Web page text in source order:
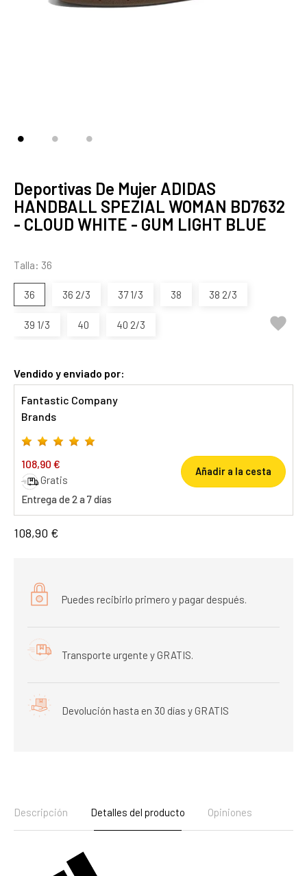
Deportivas De Mujer ADIDAS
HANDBALL SPEZIAL WOMAN BD7632
- CLOUD WHITE - GUM LIGHT BLUE
Talla: 36
36 36 2/3 37 1/3 38 38 2/3
39 1/3 40 40 2/3 
Vendido y enviado por:
Fantastic Company
Brands
108,90 €
Gratis
Entrega de 2 a 7 días
Añadir a la cesta
108,90 €
Puedes recibirlo primero y pagar después.
Transporte urgente y GRATIS.
Devolución hasta en 30 días y GRATIS
Descripción Detalles del producto Opiniones